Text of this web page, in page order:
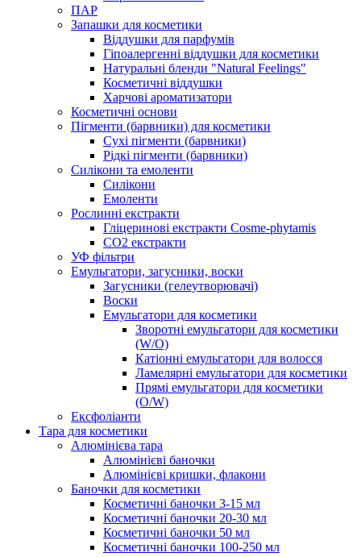
ПАР
Запашки для косметики
Віддушки для парфумів
Гіпоалергенні віддушки для косметики
Натуральні бленди "Natural Feelings"
Косметичні віддушки
Харчові ароматизатори
Косметичні основи
Пігменти (барвники) для косметики
Сухі пігменти (барвники)
Рідкі пігменти (барвники)
Силікони та емоленти
Силікони
Емоленти
Рослинні екстракти
Гліцеринові екстракти Cosme-phytamis
СО2 екстракти
УФ фільтри
Емульгатори, загусники, воски
Загусники (гелеутворювачі)
Воски
Емульгатори для косметики
Зворотні емульгатори для косметики
(W/O)
Катіонні емульгатори для волосся
Ламелярні емульгатори для косметики
Прямі емульгатори для косметики
(O/W)
Ексфоліанти
Тара для косметики
Алюмінієва тара
Алюмінієві баночки
Алюмінієві кришки, флакони
Баночки для косметики
Косметичні баночки 3-15 мл
Косметичні баночки 20-30 мл
Косметичні баночки 50 мл
Косметичні баночки 100-250 мл